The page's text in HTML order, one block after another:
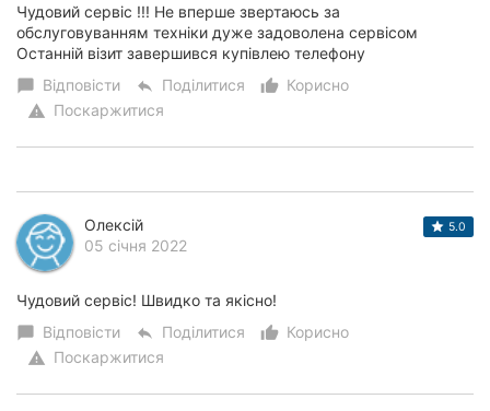
Чудовий сервіс !!! Не вперше звертаюсь за
обслуговуванням техніки дуже задоволена сервісом
Останній візит завершився купівлею телефону
chat_bubble Відповісти reply Поділитися thumb_up_alt
Корисно
warning Поскаржитися
Олексій
05 січня 2022
5.0
Чудовий сервіс! Швидко та якісно!
chat_bubble Відповісти reply Поділитися thumb_up_alt
Корисно
warning Поскаржитися